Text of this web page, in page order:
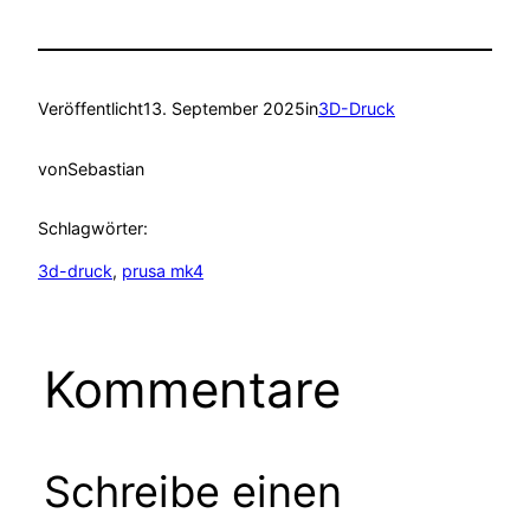
Veröffentlicht13. September 2025in3D-Druck
vonSebastian
Schlagwörter:
3d-druck, prusa mk4
Kommentare
Schreibe einen